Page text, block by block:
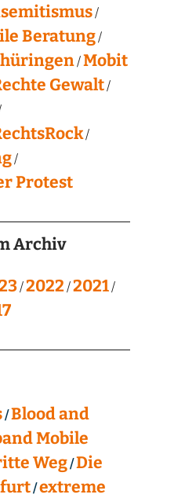
Beratung
Mobit
Gewalt
Protest
Archiv
2022 2021
Blood and
Mobile
Weg Die
extreme